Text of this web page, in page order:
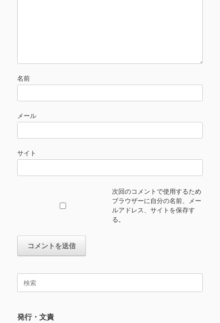
名前
メール
サイト
次回のコメントで使用するため
ブラウザーに自分の名前、メー
ルアドレス、サイトを保存す
る。
検
発行・文責